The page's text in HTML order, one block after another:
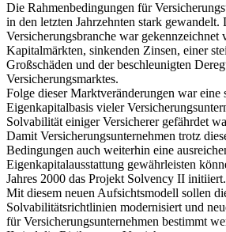
Die Rahmenbedingungen für
in den letzten Jahrzehnten stark gewandelt.
Versicherungsbranche war gekennzeichnet
Kapitalmärkten, sinkenden Zinsen, einer
Großschäden und der beschleunigten
Versicherungsmarktes.
Folge dieser Marktveränderungen war eine
Eigenkapitalbasis vieler
Solvabilität einiger Versicherer gefährdet
Damit Versicherungsunternehmen trotz
Bedingungen auch weiterhin eine
Eigenkapitalausstattung gewährleisten
Jahres 2000 das Projekt Solvency II initiiert.
Mit diesem neuen Aufsichtsmodell sollen
Solvabilitätsrichtlinien modernisiert und
für Versicherungsunternehmen bestimmt